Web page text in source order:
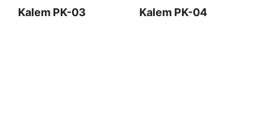
Kalem PK-03
Kalem PK-04